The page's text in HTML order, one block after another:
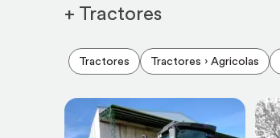
+ Tractores
Tractores Tractores › Agricolas